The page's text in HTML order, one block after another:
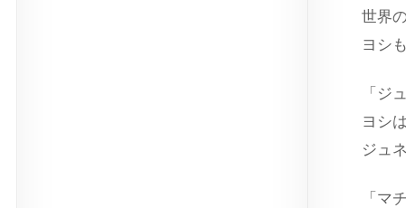
世界
ヨシ
「ジ
ヨシ
ジュ
「マ